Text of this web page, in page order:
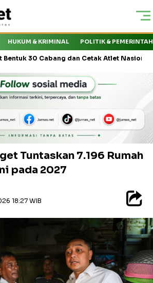
HUKUM & KRIMINAL POLITIK &
dan Cetak Atlet Nasional KMP
Tuntaskan 7.196 Rumah
pada 2027
18:27 WIB